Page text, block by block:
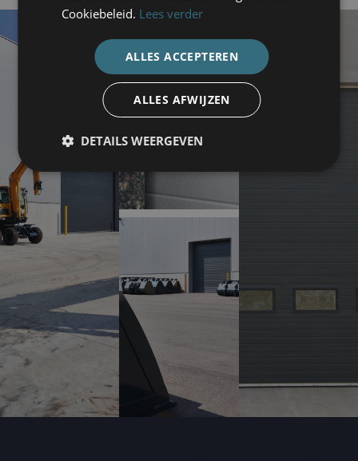
Cookiebeleid. Lees verder
ALLES ACCEPTEREN
ALLES AFWIJZEN
DETAILS WEERGEVEN